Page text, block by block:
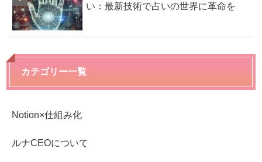
い：最新技術で占いの世界に革命を
カテゴリー一覧
Notion×仕組み化
ルナCEOについて